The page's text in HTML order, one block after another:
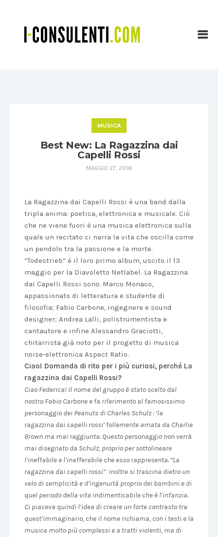
MUSICA
Best New: La Ragazzina dai
Capelli Rossi
MAGGIO 27, 2016
La Ragazzina dai Capelli Rossi è una band dalla
tripla anima: poetica, elettronica e musicale. Ciò
che ne viene fuori è una musica elettronica sulla
quale un recitato ci narra la vita che oscilla come
un pendolo tra la passione e la morte.
“Todestrieb” è il loro primo album, uscito il 13
maggio per la Diavoletto Netlabel. La Ragazzina
dai Capelli Rossi sono: Marco Monaco,
appassionato di letteratura e studente di
filosofia; Fabio Carbone, ingegnere e sound
designer; Andrea Lalli, polistrumentista e
cantautore e infine Alessandro Graciotti,
chitarrista già noto per il progetto di musica
noise-elettronica Aspect Ratio.
Ciao! Domanda di rito per i più curiosi, perché La
ragazzina dai Capelli Rossi?
Ciao Federica! Il nome del gruppo è stato scelto dal
nostro Fabio Carbone e fa riferimento al famosissimo
personaggio dei Peanuts di Charles Schulz : ‘la
ragazzina dai capelli rossi’ follemente amata da Charlie
Brown ma mai raggiunta. Questo personaggio non verrà
mai disegnato da Schulz, proprio per sottolineare
l’ineffabile e l’inafferabile che esso rappresenta. “La
ragazzina dai capelli rossi” inoltre si trascina dietro un
velo di semplicità e d’ingenuità proprio dei bambini e di
quel periodo della vita indimenticabile che è l’infanzia.
Ci piaceva quindi l’idea di creare un forte contrasto tra
quest’immaginario, che il nome richiama, con i testi e la
musica molto più complessi e a tratti violenti, ma di